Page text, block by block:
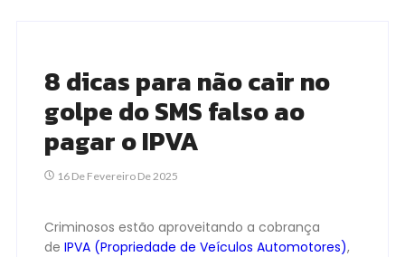
8 dicas para não cair no
golpe do SMS falso ao
pagar o IPVA
16 De Fevereiro De 2025
Criminosos estão aproveitando a cobrança
de IPVA (Propriedade de Veículos Automotores),